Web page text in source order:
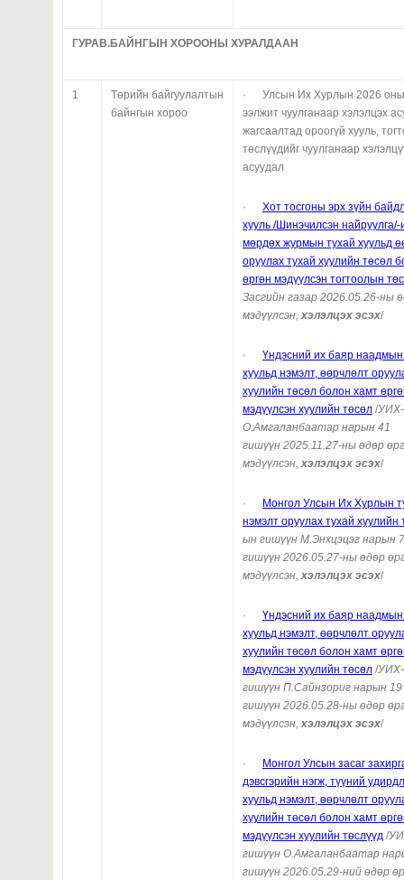
ГУРАВ.БАЙНГЫН ХОРООНЫ ХУРАЛДААН
1
Төрийн байгуулалтын
байнгын хороо
· Улсын Их Хурлын 2026
ээлжит чуулганаар хэлэлцэх
жагсаалтад ороогүй хууль,
төслүүдийг чуулганаар
асуудал
· Хот тосгоны эрх зүйн
хууль /Шинэчилсэн найруулга/-
мөрдөх журмын тухай хуульд
оруулах тухай хуулийн төсөл
өргөн мэдүүлсэн тогтоолын
Засгийн газар 2026.05.26-ны
мэдүүлсэн, хэлэлцэх эсэх/
· Үндэсний их баяр наадмын
хуульд нэмэлт, өөрчлөлт
хуулийн төсөл болон хамт
мэдүүлсэн хуулийн төсөл /
О.Амгаланбаатар нарын 41
гишүүн 2025.11.27-ны өдөр
мэдүүлсэн, хэлэлцэх эсэх/
· Монгол Улсын Их Хурлын
нэмэлт оруулах тухай хуулийн
ын гишүүн М.Энхцэцэг нарын
гишүүн 2026.05.27-ны өдөр
мэдүүлсэн, хэлэлцэх эсэх/
· Үндэсний их баяр наадмын
хуульд нэмэлт, өөрчлөлт
хуулийн төсөл болон хамт
мэдүүлсэн хуулийн төсөл /
гишүүн П.Сайнзориг нарын 19
гишүүн 2026 05 28-ны өдөр
мэдүүлсэн, хэлэлцэх эсэх/
· Монгол Улсын засаг
дэвсгэрийн нэгж, түүний
хуульд нэмэлт, өөрчлөлт
хуулийн төсөл болон хамт
мэдүүлсэн хуулийн төслүүд /
гишүүн О.Амгаланбаатар
гишүүн 2026.05.29-ний өдөр